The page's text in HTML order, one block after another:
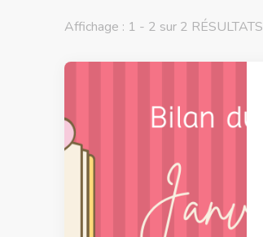
Affichage : 1 - 2 sur 2 RÉSULTATS